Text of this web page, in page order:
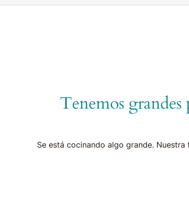
Tenemos
Se está cocinando algo grande.